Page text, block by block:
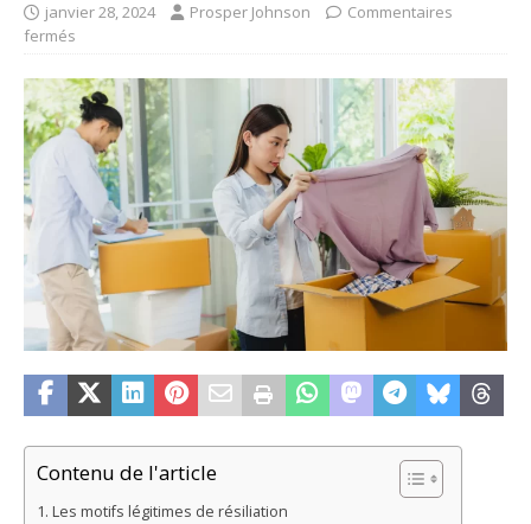
janvier 28, 2024 Prosper Johnson
Commentaires
fermés
Contenu de l'article
Les motifs légitimes de résiliation